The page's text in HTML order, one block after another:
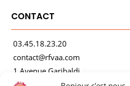
CONTACT
03.45.18.23.20
contact@rfvaa.com
1 Avenue Garibaldi